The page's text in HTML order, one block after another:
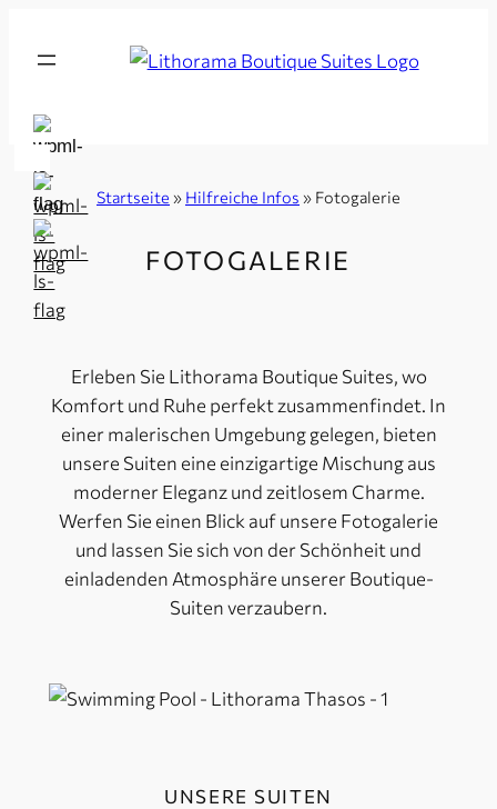
Inhalt
Lithorama
Startseite » Hilfreiche Infos » Fotogalerie
FOTOGALERIE
Erleben Sie Lithorama Boutique Suites, wo
Komfort und Ruhe perfekt zusammenfindet. In
einer malerischen Umgebung gelegen, bieten
unsere Suiten eine einzigartige Mischung aus
moderner Eleganz und zeitlosem Charme.
Werfen Sie einen Blick auf unsere Fotogalerie
und lassen Sie sich von der Schönheit und
einladenden Atmosphäre unserer Boutique-
Suiten verzaubern.
UNSERE SUITEN